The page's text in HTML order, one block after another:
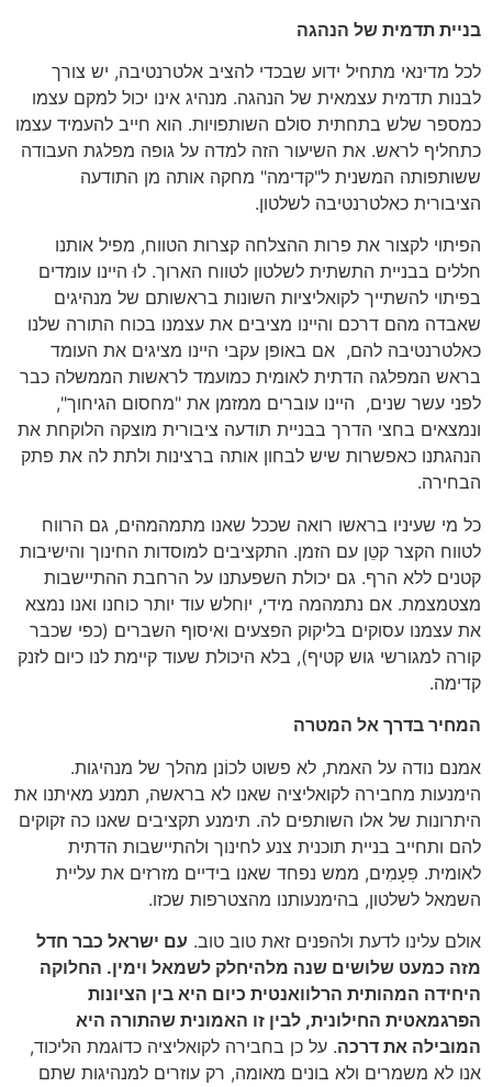
בניית תדמית של הנהגה
לכל מדינאי מתחיל ידוע שבכדי להציב אלטרנטיבה, יש צורך
לבנות תדמית עצמאית של הנהגה. מנהיג אינו יכול למקם עצמו
כמספר שלש בתחתית סולם השותפויות. הוא חייב להעמיד עצמו
כתחליף לראש. את השיעור הזה למדה על גופה מפלגת העבודה
ששותפותה המשנית ל"קדימה" מחקה אותה מן התודעה
הציבורית כאלטרנטיבה לשלטון.
הפיתוי לקצור את פרות ההצלחה קצרות הטווח, מפיל אותנו
חללים בבניית התשתית לשלטון לטווח הארוך. לוּ היינו עומדים
בפיתוי להשתייך לקואליציות השונות בראשותם של מנהיגים
שאבדה מהם דרכם והיינו מציבים את עצמנו בכוח התורה שלנו
כאלטרנטיבה להם, אם באופן עקבי היינו מציגים את העומד
בראש המפלגה הדתית לאומית כמועמד לראשות הממשלה כבר
לפני עשר שנים, היינו עוברים ממזמן את "מחסום הגיחוך",
ונמצאים בחצי הדרך בבניית תודעה ציבורית מוצקה הלוקחת את
הנהגתנו כאפשרות שיש לבחון אותה ברצינות ולתת לה את פתק
הבחירה.
כל מי שעיניו בראשו רואה שככל שאנו מתמהמהים, גם הרווח
לטווח הקצר קטֵן עם הזמן. התקציבים למוסדות החינוך והישיבות
קטנים ללא הרף. גם יכולת השפעתנו על הרחבת ההתיישבות
מצטמצמת. אם נתמהמה מידי, יוחלש עוד יותר כוחנו ואנו נמצא
את עצמנו עסוקים בליקוק הפצעים ואיסוף השברים (כפי שכבר
קורה למגורשי גוש קטיף), בלא היכולת שעוד קיימת לנו כיום לזנק
קדימה.
המחיר בדרך אל המטרה
אמנם נודה על האמת, לא פשוט לכוֹנן מהלך של מנהיגות.
הימנעות מחבירה לקואליציה שאנו לא בראשה, תמנע מאיתנו את
היתרונות של אלו השותפים לה. תימנע תקציבים שאנו כה זקוקים
להם ותחייב בניית תוכנית צנע לחינוך ולהתיישבות הדתית
לאומית. פֽעָמִים, ממש נפחד שאנו בידיים מזרזים את עליית
השמאל לשלטון, בהימנעותנו מהצטרפות שכזו.
אולם עלינו לדעת ולהפנים זאת טוב טוב. עם ישראל כבר חדל
מזה כמעט שלושים שנה מלהיחלק לשמאל וימין. החלוקה
היחידה המהותית הרלוואנטית כיום היא בין הציונות
הפרגמאטית החילונית, לבין זו האמונית שהתורה היא
המובילה את דרכה. על כן בחבירה לקואליציה כדוגמת הליכוד,
אנו לא משמרים ולא בונים מאומה, רק עוזרים למנהיגות שתם